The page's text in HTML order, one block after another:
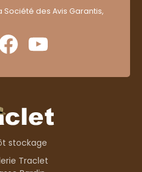
des Avis Garantis,
stockage
Traclet